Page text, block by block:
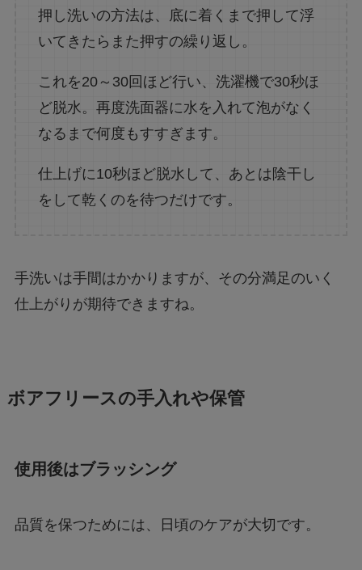
押し洗いの方法は、底に着くまで押して浮
いてきたらまた押すの繰り返し。
これを20～30回ほど行い、洗濯機で30秒ほ
ど脱水。再度洗面器に水を入れて泡がなく
なるまで何度もすすぎます。
仕上げに10秒ほど脱水して、あとは陰干し
をして乾くのを待つだけです。
手洗いは手間はかかりますが、その分満足のいく
仕上がりが期待できますね。
ボアフリースの手入れや保管
使用後はブラッシング
品質を保つためには、日頃のケアが大切です。